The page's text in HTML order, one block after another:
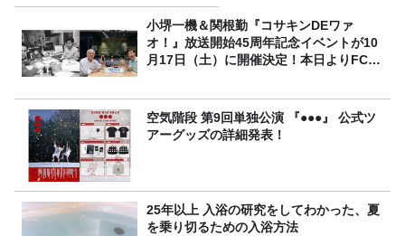
小堺一機＆関根勤『コサキンDEワァ
オ！』放送開始45周年記念イベントが10
月17日（土）に開催決定！本日よりFC先
空気階段 第9回単独公演 『●●●』 公式ツ
アーグッズの詳細発表！
25年以上 入浴の研究をしてわかった、夏
を乗り切るための入浴方法